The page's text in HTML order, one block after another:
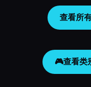
查看所
🎮查看类